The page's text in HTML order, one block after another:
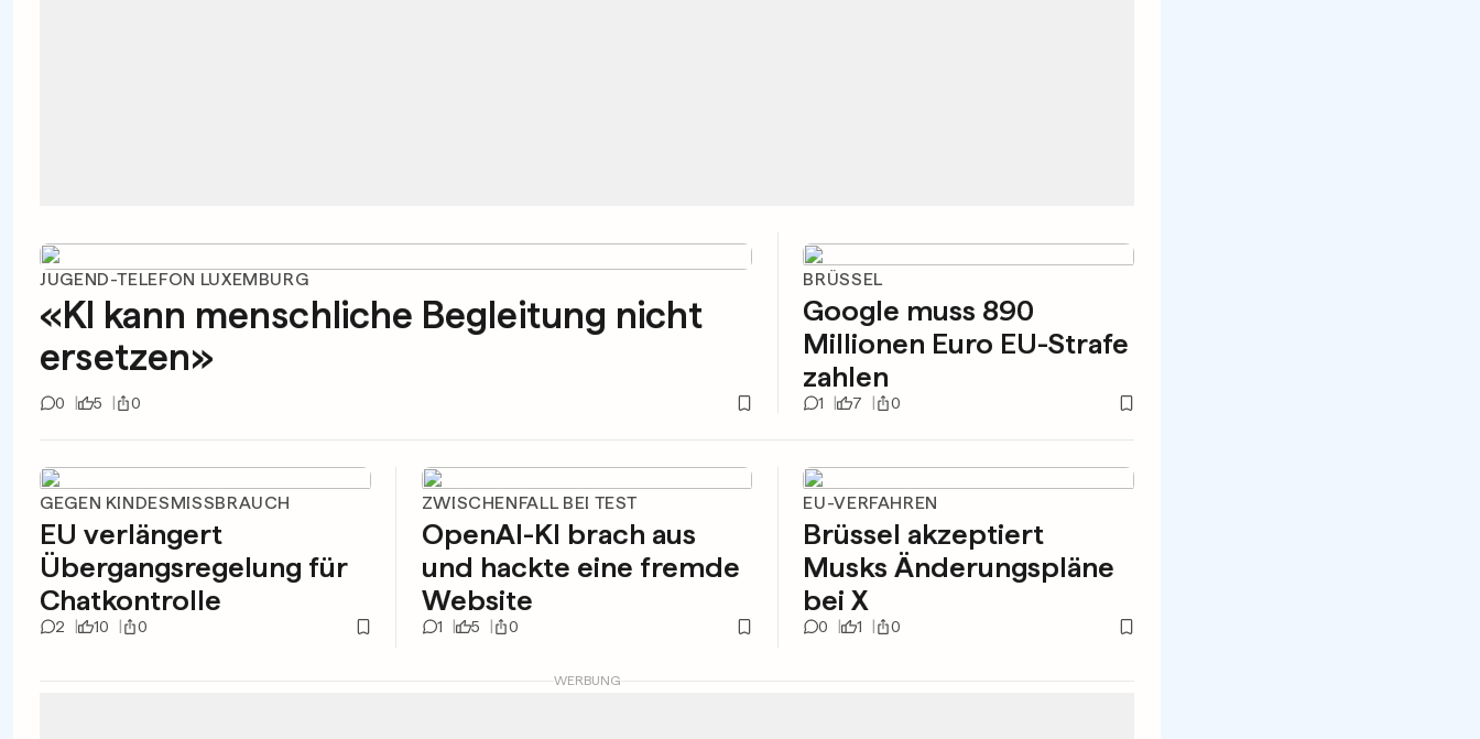
JUGEND-TELEFON LUXEMBURG
«KI kann menschliche Begleitung nicht
ersetzen»
0 5 0
BRÜSSEL
Google muss 890
Millionen Euro EU-Strafe
zahlen
1 7 0
GEGEN KINDESMISSBRAUCH
EU verlängert
Übergangsregelung für
Chatkontrolle
2 10 0
ZWISCHENFALL BEI TEST
OpenAI-KI brach aus
und hackte eine fremde
Website
1 5 0
EU-VERFAHREN
Brüssel akzeptiert
Musks Änderungspläne
bei X
0 1 0
WERBUNG